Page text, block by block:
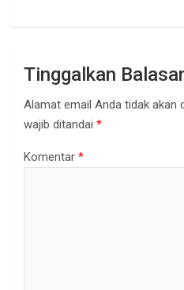
Tinggalkan
Alamat email Anda tidak akan
wajib ditandai *
Komentar *